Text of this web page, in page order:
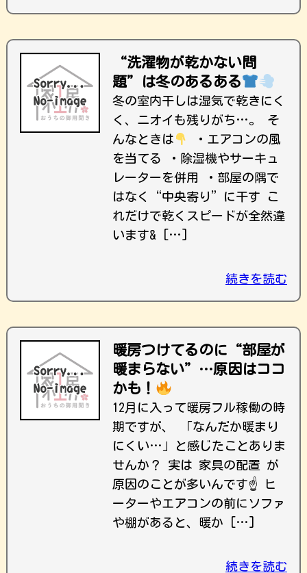
“洗濯物が乾かない問
題”は冬のあるある
冬の室内干しは湿気で乾きにく
く、ニオイも残りがち…。 そ
んなときは
・エアコンの風
を当てる ・除湿機やサーキュ
レーターを併用 ・部屋の隅で
はなく“中央寄り”に干す こ
れだけで乾くスピードが全然違
います& […]
続きを読む
暖房つけてるのに“部屋が
暖まらない”…原因はココ
かも！
12月に入って暖房フル稼働の時
期ですが、 「なんだか暖まり
にくい…」と感じたことありま
せんか？ 実は 家具の配置 が
原因のことが多いんです☝️ ヒ
ーターやエアコンの前にソファ
や棚があると、暖か […]
続きを読む